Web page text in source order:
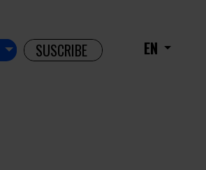
EN
SUSCRIBE